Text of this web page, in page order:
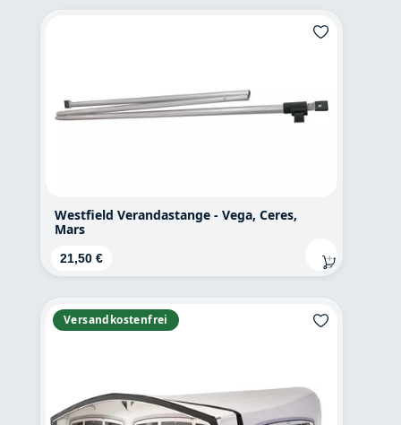
Westfield Verandastange - Vega, Ceres,
Mars
Regulärer Preis:
21,50 €
Versandkostenfrei